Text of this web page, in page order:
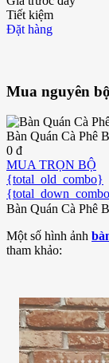
Tiết kiệm
Đặt hàng
Mua nguyên
Bàn Quán Cà Phê
0 đ
MUA TRỌN BỘ
{total_old_combo}
Bàn Quán Cà Phê
Một số hình ảnh
tham khảo: